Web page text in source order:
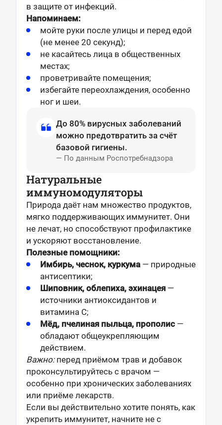
в защите от инфекций.
Напоминаем:
мойте руки после улицы и перед едой
(не менее 20 секунд);
не касайтесь лица в общественных
местах;
проветривайте помещения;
избегайте переохлаждения, особенно
ног и шеи.
До 80% вирусных заболеваний
можно предотвратить за счёт
базовой гигиены.
— По данным Роспотребнадзора
Натуральные
иммуномодуляторы
Природа даёт нам множество продуктов,
мягко поддерживающих иммунитет. Они
не лечат, но способствуют профилактике
и ускоряют восстановление.
Полезные помощники:
Имбирь, чеснок, куркума — природные
антисептики;
Шиповник, облепиха, эхинацея —
источники антиоксидантов и
витамина C;
Мёд, пчелиная пыльца, прополис —
обладают общеукрепляющим
действием.
Важно:перед приёмом трав и добавок
проконсультируйтесь с врачом —
особенно при хронических заболеваниях
или приёме лекарств.
Если вы действительно хотите понять, как
укрепить иммунитет, начните не с